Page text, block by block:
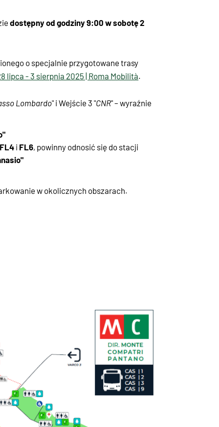
dostępny od godziny 9:00 w sobotę 2
o specjalnie przygotowane trasy
lipca - 3 sierpnia 2025 | Roma Mobilità.
Lombardo" i Wejście 3 "CNR" – wyraźnie
FL4i FL6, powinny odnosić się do stacji
w okolicznych obszarach.